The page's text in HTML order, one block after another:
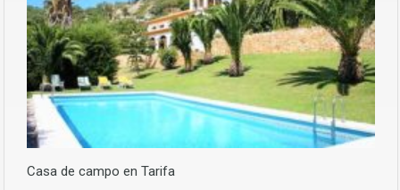
Casa de campo en Tarifa